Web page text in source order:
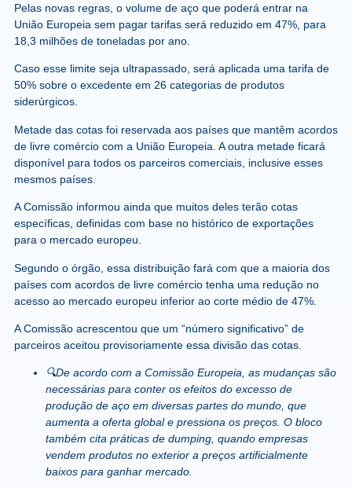
Pelas novas regras, o volume de aço que poderá entrar na
União Europeia sem pagar tarifas será reduzido em 47%, para
18,3 milhões de toneladas por ano.
Caso esse limite seja ultrapassado, será aplicada uma tarifa de
50% sobre o excedenteem 26 categorias de produtos
siderúrgicos.
Metade das cotas foi reservada aos países que mantêm acordos
de livre comércio com a União Europeia. A outra metade ficará
disponível para todos os parceiros comerciais, inclusive esses
mesmos países.
A Comissão informou ainda que muitos deles terão cotas
específicas, definidas com base no histórico de exportações
para o mercado europeu.
Segundo o órgão, essa distribuição fará com que a maioria dos
países com acordos de livre comércio tenha uma redução no
acesso ao mercado europeu inferior ao corte médio de 47%.
A Comissão acrescentou que um “número significativo” de
parceiros aceitou provisoriamente essa divisão das cotas.
🔍De acordo com a Comissão Europeia, as mudanças são
necessárias para conter os efeitos do excesso de
produção de açoem diversas partes do mundo, que
aumenta a oferta global e pressiona os preços. O bloco
também cita práticas de dumping, quando empresas
vendem produtos no exterior a preços artificialmente
baixos para ganhar mercado.